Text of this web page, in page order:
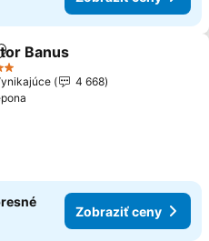
do obľúbených
Banus
hviezdičiek
4 668
Zobraziť ceny